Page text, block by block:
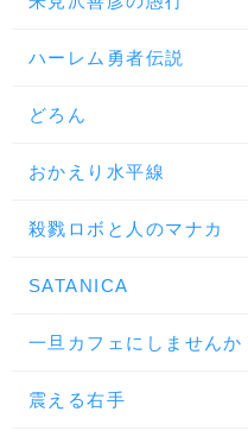
ハーレム勇者伝説
どろん
おかえり水平線
殺戮ロボと人のマナカ
SATANICA
一旦カフェにしませんか
震える右手